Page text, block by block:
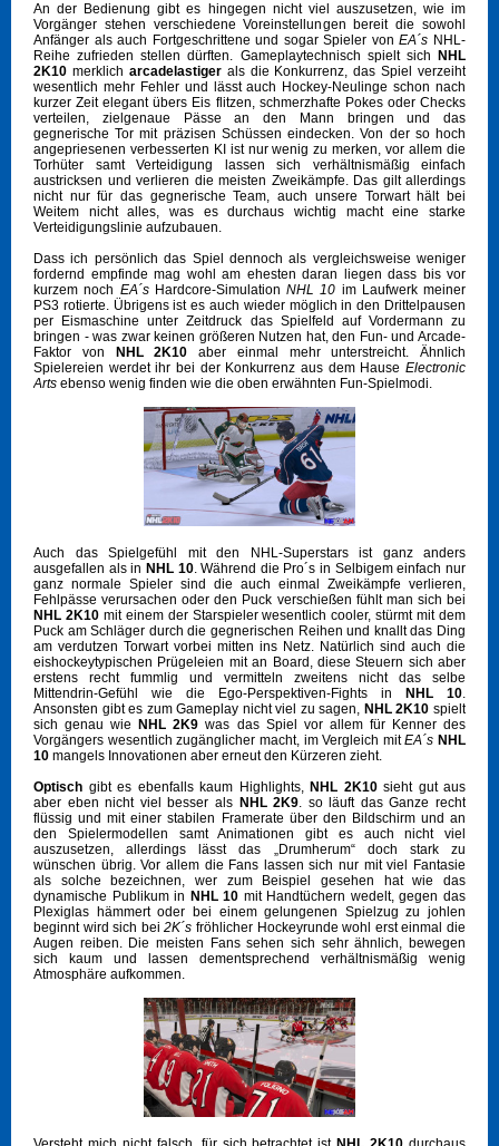
An der Bedienung gibt es hingegen nicht viel auszusetzen, wie im
Vorgänger stehen verschiedene Voreinstellungen bereit die sowohl
Anfänger als auch Fortgeschrittene und sogar Spieler vonEA´s NHL-
Reihe zufrieden stellen dürften. Gameplaytechnisch spielt sich
NHL
2K10 merklich arcadelastiger als die Konkurrenz, das Spiel verzeiht
wesentlich mehr Fehler und lässt auch Hockey-Neulinge schon nach
kurzer Zeit elegant übers Eis flitzen, schmerzhafte Pokes oder Checks
verteilen, zielgenaue Pässe an den Mann bringen und das
gegnerische Tor mit präzisen Schüssen eindecken. Von der so hoch
angepriesenen verbesserten KI ist nur wenig zu merken, vor allem die
Torhüter samt Verteidigung lassen sich verhältnismäßig einfach
austricksen und verlieren die meisten Zweikämpfe. Das gilt allerdings
nicht nur für das gegnerische Team, auch unsere Torwart hält bei
Weitem nicht alles, was es durchaus wichtig macht eine starke
Verteidigungslinie aufzubauen.
Dass ich persönlich das Spiel dennoch als vergleichsweise weniger
fordernd empfinde mag wohl am ehesten daran liegen dass bis vor
kurzem noch EA´sHardcore-Simulation NHL 10 im Laufwerk meiner
PS3 rotierte. Übrigens ist es auch wieder möglich in den Drittelpausen
per Eismaschine unter Zeitdruck das Spielfeld auf Vordermann zu
bringen - was zwar keinen größeren Nutzen hat, den Fun- und Arcade-
Faktor von
NHL 2K10 aber einmal mehr unterstreicht. Ähnlich
Spielereien werdet ihr bei der Konkurrenz aus dem Hause Electronic
Arts ebenso wenig finden wie die oben erwähnten Fun-Spielmodi.
Auch das Spielgefühl mit den NHL-Superstars ist ganz anders
ausgefallen als in NHL 10. Während die Pro´s in Selbigem einfach nur
ganz normale Spieler sind die auch einmal Zweikämpfe verlieren,
Fehlpässe verursachen oder den Puck verschießen fühlt man sich bei
NHL 2K10 mit einem der Starspieler wesentlich cooler, stürmt mit dem
Puck am Schläger durch die gegnerischen Reihen und knallt das Ding
am verdutzen Torwart vorbei mitten ins Netz. Natürlich sind auch die
eishockeytypischen Prügeleien mit an Board, diese Steuern sich aber
erstens recht fummlig und vermitteln zweitens nicht das selbe
Mittendrin-Gefühl wie die Ego-Perspektiven-Fights in
NHL 10.
Ansonsten gibt es zum Gameplay nicht viel zu sagen, NHL 2K10spielt
sich genau wie
NHL 2K9 was das Spiel vor allem für Kenner des
Vorgängers wesentlich zugänglicher macht, im Vergleich mitEA´s NHL
10 mangels Innovationen aber erneut den Kürzeren zieht.
Optisch gibt es ebenfalls kaum Highlights, NHL 2K10 sieht gut aus
aber eben nicht viel besser als NHL 2K9. so läuft das Ganze recht
flüssig und mit einer stabilen Framerate über den Bildschirm und an
den Spielermodellen samt Animationen gibt es auch nicht viel
auszusetzen, allerdings lässt das „Drumherum“ doch stark zu
wünschen übrig. Vor allem die Fans lassen sich nur mit viel Fantasie
als solche bezeichnen, wer zum Beispiel gesehen hat wie das
dynamische Publikum in NHL 10 mit Handtüchern wedelt, gegen das
Plexiglas hämmert oder bei einem gelungenen Spielzug zu johlen
beginnt wird sich bei2K´s fröhlicher Hockeyrunde wohl erst einmal die
Augen reiben. Die meisten Fans sehen sich sehr ähnlich, bewegen
sich kaum und lassen dementsprechend verhältnismäßig wenig
Atmosphäre aufkommen.